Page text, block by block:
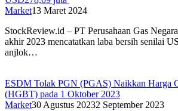
Market13 Maret 2024
StockReview.id – PT Perusahaan Gas
akhir 2023 mencatatkan laba bersih senilai
anjlok…
ESDM Tolak PGN (PGAS) Naikkan Harga
(HGBT) pada 1 Oktober 2023
Market30 Agustus 20232 September 2023